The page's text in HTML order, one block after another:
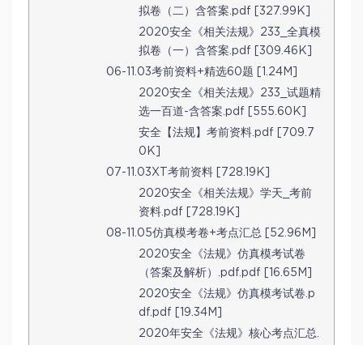
拟卷（二）含答案.pdf [327.99K]
2020安全《相关法规》233_全真模
拟卷（一）含答案.pdf [309.46K]
06-11.03考前资料+精选60题 [1.24M]
2020安全《相关法规》233_试题精
选一百道-含答案.pdf [555.60K]
安全【法规】考前资料.pdf [709.7
0K]
07-11.03XT考前资料 [728.19K]
2020安全《相关法规》学天_考前
资料.pdf [728.19K]
08-11.05仿真模考卷+考点汇总 [52.96M]
2020安全《法规》仿真模考试卷
（答案及解析）.pdf.pdf [16.65M]
2020安全《法规》仿真模考试卷.p
df.pdf [19.34M]
2020年安全《法规》核心考点汇总.